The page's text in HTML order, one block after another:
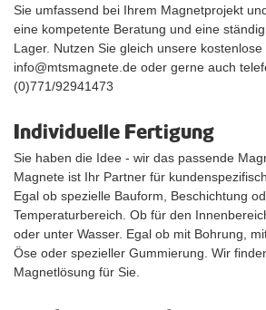
Sie umfassend bei Ihrem Magnetprojekt
eine kompetente Beratung und eine
Lager. Nutzen Sie gleich unsere
info@mtsmagnete.de oder gerne auch
(0)771/92941473
Individuelle Fertigung
Sie haben die Idee - wir das passende
Magnete ist Ihr Partner für
Egal ob spezielle Bauform, Beschichtung
Temperaturbereich. Ob für den
oder unter Wasser. Egal ob mit Bohrung,
Öse oder spezieller Gummierung. Wir
Magnetlösung für Sie.